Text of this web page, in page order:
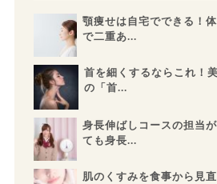
顎痩せは自宅でできる！
で二重あ...
首を細くするならこれ！
の「首...
身長伸ばしコースの担当
ても身長...
肌のくすみを食事から見